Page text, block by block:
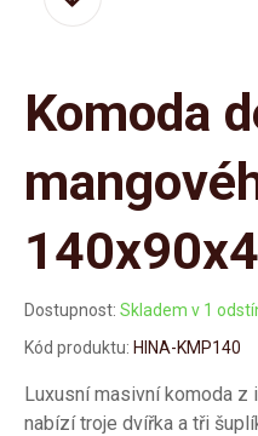
Komoda
Dostupnost: Skladem v 1
Kód produktu: HINA-KMP140
Luxusní masivní komoda z
nabízí troje dvířka a tři